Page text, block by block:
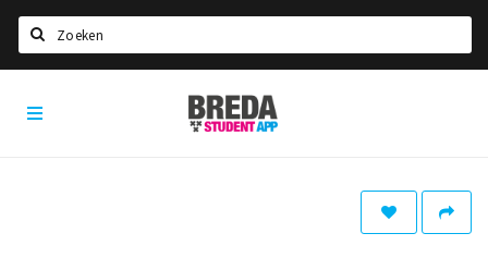
HOME
Breda
Student